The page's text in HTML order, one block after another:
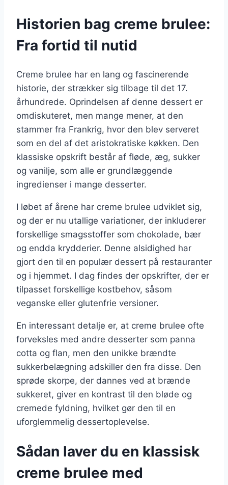
Historien bag creme brulee:
Fra fortid til nutid
Creme brulee har en lang og fascinerende
historie, der strækker sig tilbage til det 17.
århundrede. Oprindelsen af denne dessert er
omdiskuteret, men mange mener, at den
stammer fra Frankrig, hvor den blev serveret
som en del af det aristokratiske køkken. Den
klassiske opskrift består af fløde, æg, sukker
og vanilje, som alle er grundlæggende
ingredienser i mange desserter.
I løbet af årene har creme brulee udviklet sig,
og der er nu utallige variationer, der inkluderer
forskellige smagsstoffer som chokolade, bær
og endda krydderier. Denne alsidighed har
gjort den til en populær dessert på restauranter
og i hjemmet. I dag findes der opskrifter, der er
tilpasset forskellige kostbehov, såsom
veganske eller glutenfrie versioner.
En interessant detalje er, at creme brulee ofte
forveksles med andre desserter som panna
cotta og flan, men den unikke brændte
sukkerbelægning adskiller den fra disse. Den
sprøde skorpe, der dannes ved at brænde
sukkeret, giver en kontrast til den bløde og
cremede fyldning, hvilket gør den til en
uforglemmelig dessertoplevelse.
Sådan laver du en klassisk
creme brulee med